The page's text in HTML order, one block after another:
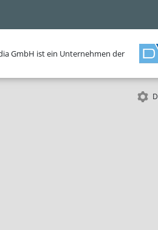
GmbH ist ein Unternehmen der